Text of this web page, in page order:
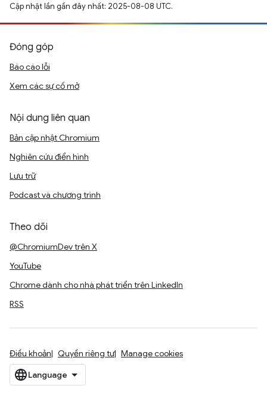
Cập nhật lần gần đây nhất: 2025-08-08 UTC.
Đóng góp
Báo cáo lỗi
Xem các sự cố mở
Nội dung liên quan
Bản cập nhật Chromium
Nghiên cứu điển hình
Lưu trữ
Podcast và chương trình
Theo dõi
@ChromiumDev trên X
YouTube
Chrome dành cho nhà phát triển trên LinkedIn
RSS
Điều khoản Quyền riêng tư Manage cookies